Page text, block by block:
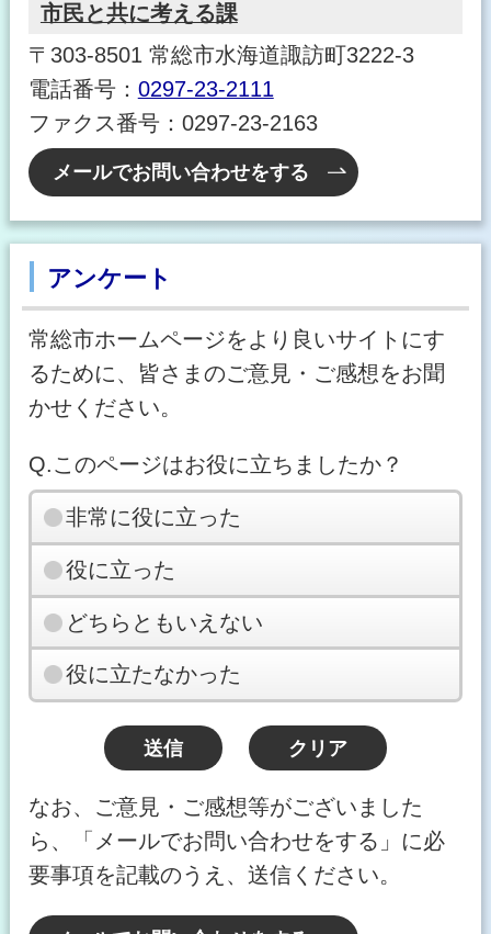
市民と共に考える課
〒303-8501 常総市水海道諏訪町3222-3
電話番号： 0297-23-2111
ファクス番号：0297-23-2163
メールでお問い合わせをする
アンケート
常総市ホームページをより良いサイトにす
るために、皆さまのご意見・ご感想をお聞
かせください。
Q.このページはお役に立ちましたか？
非常に役に立った
役に立った
どちらともいえない
役に立たなかった
なお、ご意見・ご感想等がございました
ら、「メールでお問い合わせをする」に必
要事項を記載のうえ、送信ください。